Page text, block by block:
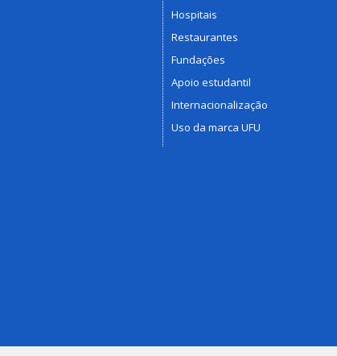
Hospitais
Restaurantes
Fundações
Apoio estudantil
Internacionalização
Uso da marca UFU